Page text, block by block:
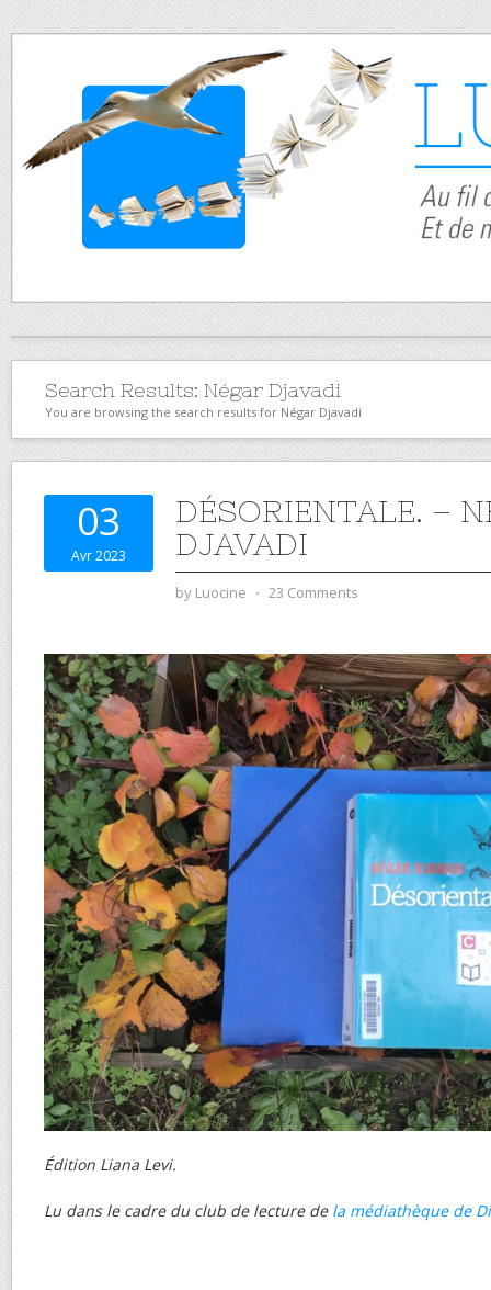
Search Results: Négar Djavadi
You are browsing the search results for Négar Djavadi
03
Avr 2023
DÉSORIENTALE. –
DJAVADI
by Luocine ⋅ 23 Comments
Édition Liana Levi.
Lu dans le cadre du club de lecture dela médiathèque de